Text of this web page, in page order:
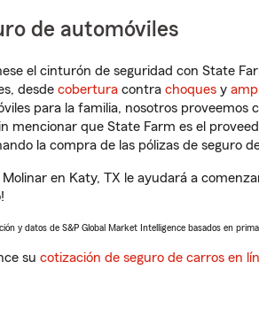
de automóviles
el cinturón de seguridad con State
desde cobertura contra choques y
para la familia, nosotros proveemos
mencionar que State Farm es el
la compra de las pólizas de seguro
Molinar en Katy, TX le ayudará a
y datos de S&P Global Market Intelligence basados en
su cotización de seguro de carros en